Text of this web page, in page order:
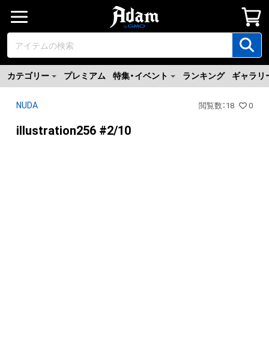
カテゴリー プレミアム 特集・イベント ランキング ギャラリ
NUDA 閲覧数 ： 18 0
illustration256 #2/10